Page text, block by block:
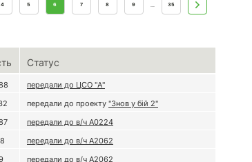
4 5 6 7 8 9 ... 35
Статус
передали до ЦСО "А"
передали до проекту "Знов у бій 2"
передали до в/ч А0224
передали до в/ч А2062
передали до в/ч А2062